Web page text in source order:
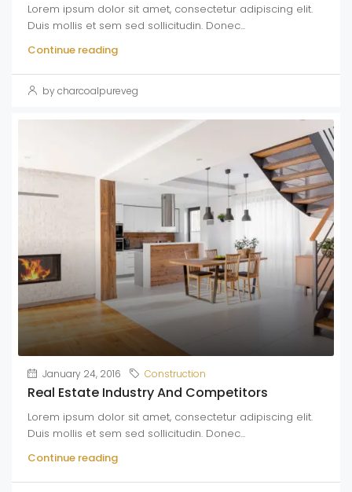
Lorem ipsum dolor sit amet, consectetur adipiscing elit.
Duis mollis et sem sed sollicitudin. Donec...
Continue reading
by charcoalpureveg
January 24, 2016 Construction
Real Estate Industry And Competitors
Lorem ipsum dolor sit amet, consectetur adipiscing elit.
Duis mollis et sem sed sollicitudin. Donec...
Continue reading